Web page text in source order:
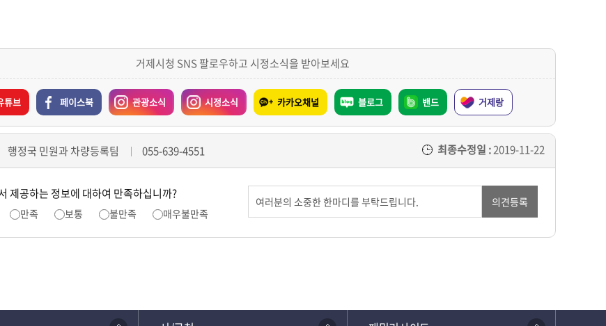
거제시청 SNS 팔로우하고 시정소식을 받아보세요
튜브 페이스북 관광소식 시정소식 카카오채널 블로그 밴드 거제랑
행정국 민원과 차량등록팀 055-639-4551 최종수정일 :2019-11-22
제공하는 정보에 대하여 만족하십니까?
만족 보통 불만족 매우불만족
의견등록